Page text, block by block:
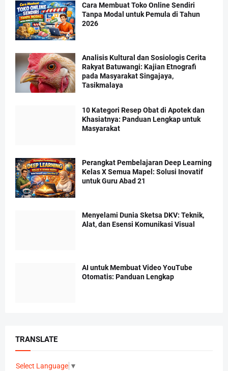
Cara Membuat Toko Online Sendiri
Tanpa Modal untuk Pemula di Tahun
2026
Analisis Kultural dan Sosiologis Cerita
Rakyat Batuwangi: Kajian Etnografi
pada Masyarakat Singajaya,
Tasikmalaya
10 Kategori Resep Obat di Apotek dan
Khasiatnya: Panduan Lengkap untuk
Masyarakat
Perangkat Pembelajaran Deep Learning
Kelas X Semua Mapel: Solusi Inovatif
untuk Guru Abad 21
Menyelami Dunia Sketsa DKV: Teknik,
Alat, dan Esensi Komunikasi Visual
AI untuk Membuat Video YouTube
Otomatis: Panduan Lengkap
TRANSLATE
Select Language ▼